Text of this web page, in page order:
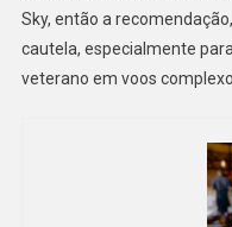
Sky, então a
cautela, especialmente
veterano em voos